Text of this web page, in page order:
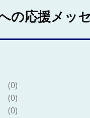
の応援メッ
(0)
(0)
(0)